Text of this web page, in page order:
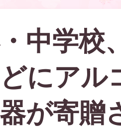
中学校
にアル
が寄贈